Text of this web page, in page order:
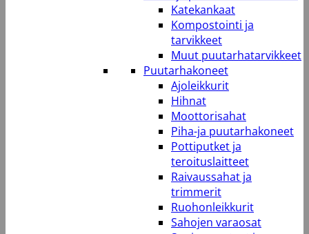
Katekankaat
Kompostointi ja
tarvikkeet
Muut puutarhatarvikkeet
Puutarhakoneet
Ajoleikkurit
Hihnat
Moottorisahat
Piha-ja puutarhakoneet
Pottiputket ja
teroituslaitteet
Raivaussahat ja
trimmerit
Ruohonleikkurit
Sahojen varaosat